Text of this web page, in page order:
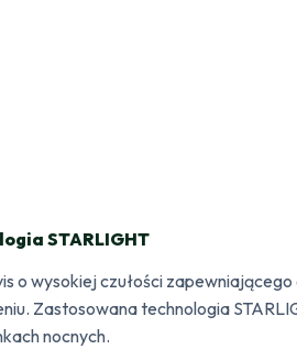
STARLIGHT
o wysokiej czułości
Zastosowana technologia
nocnych.